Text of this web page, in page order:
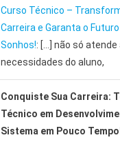
Curso Técnico –
Carreira e Garanta o
Sonhos!: […] não só atende
necessidades do aluno,
Conquiste Sua Carreira:
Técnico em
Sistema em Pouco